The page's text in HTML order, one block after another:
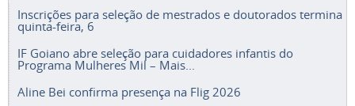
Inscrições para seleção de mestrados e doutorados termina
quinta-feira, 6
IF Goiano abre seleção para cuidadores infantis do
Programa Mulheres Mil – Mais...
Aline Bei confirma presença na Flig 2026